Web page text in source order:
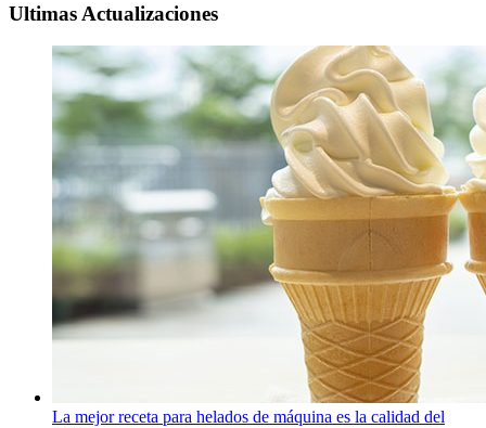
Ultimas Actualizaciones
La mejor receta para helados de máquina es la calidad del